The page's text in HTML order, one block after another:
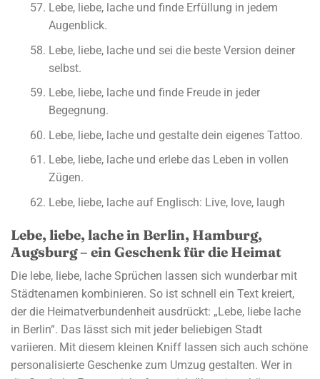
Lebe, liebe, lache und finde Erfüllung in jedem
Augenblick.
Lebe, liebe, lache und sei die beste Version deiner
selbst.
Lebe, liebe, lache und finde Freude in jeder
Begegnung.
Lebe, liebe, lache und gestalte dein eigenes Tattoo.
Lebe, liebe, lache und erlebe das Leben in vollen
Zügen.
Lebe, liebe, lache auf Englisch: Live, love, laugh
Lebe, liebe, lache in Berlin, Hamburg,
Augsburg – ein Geschenk für die Heimat
Die lebe, liebe, lache Sprüchen lassen sich wunderbar mit
Städtenamen kombinieren. So ist schnell ein Text kreiert,
der die Heimatverbundenheit ausdrückt: „Lebe, liebe lache
in Berlin“. Das lässt sich mit jeder beliebigen Stadt
variieren. Mit diesem kleinen Kniff lassen sich auch schöne
personalisierte Geschenke zum Umzug gestalten. Wer in